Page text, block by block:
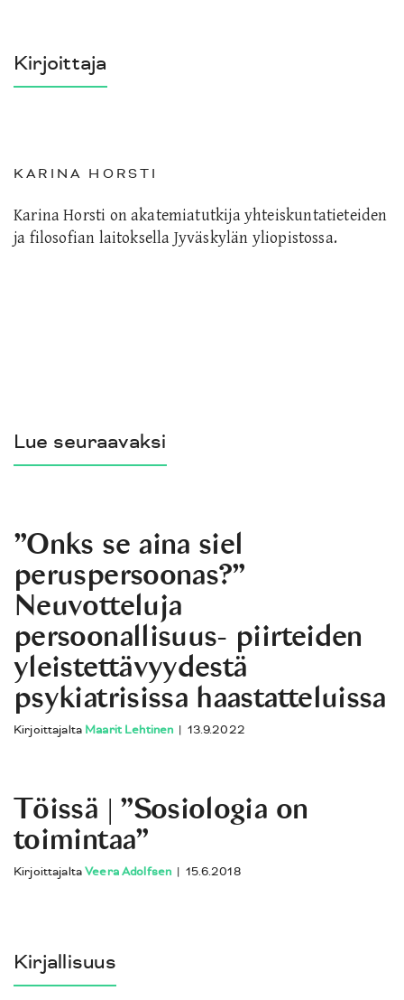
Kirjoittaja
KARINA HORSTI
Karina Horsti on akatemiatutkija yhteiskuntatieteiden
ja filosofian laitoksella Jyväskylän yliopistossa.
Lue seuraavaksi
”Onks se aina siel
peruspersoonas?”
Neuvotteluja
persoonallisuus- piirteiden
yleistettävyydestä
psykiatrisissa haastatteluissa
Kirjoittajalta Maarit Lehtinen | 13.9.2022
Töissä | ”Sosiologia on
toimintaa”
KirjoittajaltaVeera Adolfsen | 15.6.2018
Kirjallisuus